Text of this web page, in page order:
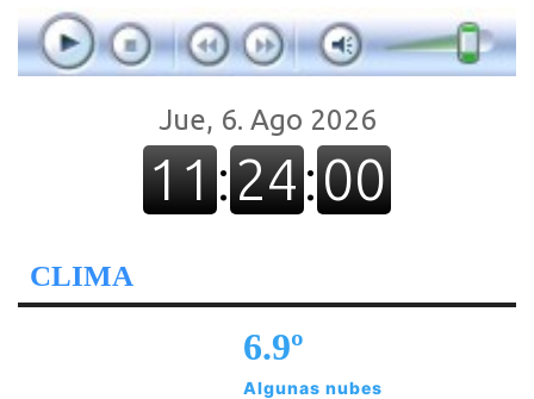
CLIMA
6.9º
Algunas nubes